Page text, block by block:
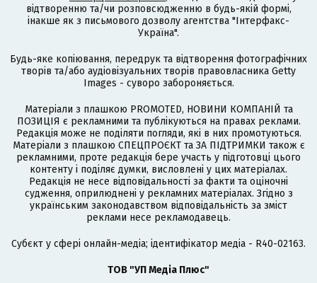
відтворенню та/чи розповсюдженню в будь-якій формі,
інакше як з письмового дозволу агентства "Інтерфакс-
Україна".
Будь-яке копіювання, передрук та відтворення фотографічних
творів та/або аудіовізуальних творів правовласника Getty
Images - суворо забороняється.
Матеріали з плашкою PROMOTED, НОВИНИ КОМПАНІЙ та
ПОЗИЦІЯ є рекламними та публікуються на правах реклами.
Редакція може не поділяти погляди, які в них промотуються.
Матеріали з плашкою СПЕЦПРОЄКТ та ЗА ПІДТРИМКИ також є
рекламними, проте редакція бере участь у підготовці цього
контенту і поділяє думки, висловлені у цих матеріалах.
Редакція не несе відповідальності за факти та оціночні
судження, оприлюднені у рекламних матеріалах. Згідно з
українським законодавством відповідальність за зміст
реклами несе рекламодавець.
Cубєкт у сфері онлайн-медіа; ідентифікатор медіа - R40-02163.
ТОВ "УП Медіа Плюс"